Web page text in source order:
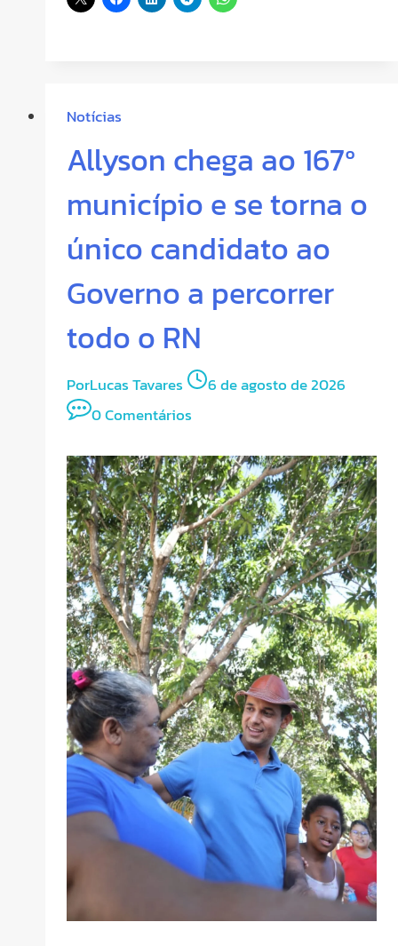
Notícias
Allyson chega ao 167º
município e se torna o
único candidato ao
Governo a percorrer
todo o RN
PorLucas Tavares
6 de agosto de 2026
0 Comentários